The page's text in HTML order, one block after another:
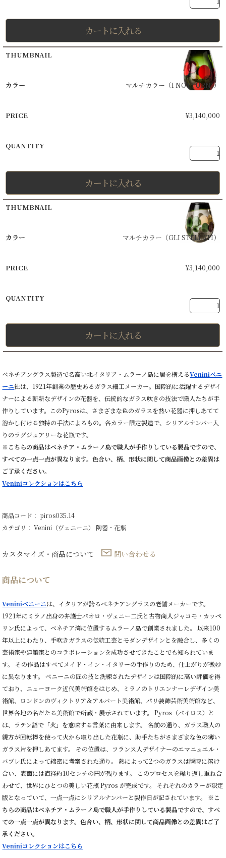
カートに入れる
マルチカラー（I NOTTURNI）
¥3,140,000
カートに入れる
マルチカラー（GLI STELLATI）
¥3,140,000
カートに入れる
ベネチアングラス製造で名高い北イタリア・ムラーノ島に居を構えるVeniniベニ
ーニ社は、1921年創業の歴史あるガラス細工メーカー。国際的に活躍するデザイ
ナーによる斬新なデザインの花器を、伝統的なガラス吹きの技法で職人たちが手
作りしています。このPyrosは、さまざまな色のガラスを熱い花器に押しあてて
溶かし付ける独特の手法によるもの。各カラー限定製造で、シリアルナンバー入
りのラグジュアリーな花瓶です。
※こちらの商品はベネチア・ムラーノ島で職人が手作りしている製品ですので、
すべての一点一点が異なります。色合い、柄、形状に関して商品画像との差異は
ご了承ください。
Veniniコレクションはこちら
商品コード： piros035.14
カテゴリ：Venini（ヴェニーニ） 陶器・花瓶
カスタマイズ・商品について 問い合わせる
商品について
Veniniベニーニは、イタリアが誇るベネチアングラスの老舗メーカーです。
1921年にミラノ出身の弁護士パオロ・ヴェニー二氏と古物商人ジャコモ・カッペ
リン氏によって、ベネチア湾に位置するムラーノ島で創業されました。 以来100
年以上にわたり、手吹きガラスの伝統工芸とモダンデザインとを融合し、多くの
芸術家や建築家とのコラボレーションを成功させてきたことでも知られていま
す。 その作品はすべてメイド・イン・イタリーの手作りのため、仕上がりが微妙
に異なります。 ベニーニの匠の技と洗練されたデザインは国際的に高い評価を得
ており、ニューヨーク近代美術館をはじめ、ミラノのトリエンナーレデザイン美
術館、ロンドンのヴィクトリア＆アルバート美術館、パリ装飾芸術美術館など、
世界各地の名だたる美術館で所蔵・展示されています。 Pyros（パイロス）と
は、ラテン語で「火」を意味する言葉に由来します。 名前の通り、ガラス職人の
親方が回転棒を使って火から取り出した花瓶に、助手たちがさまざまな色の薄い
ガラス片を押しあてます。 その位置は、フランス人デザイナーのエマニュエル・
バブレ氏によって綿密に考案された通り。 熱によって2つのガラスは瞬時に溶け
合い、表面には直径約10センチの円が残ります。 このプロセスを繰り返し重ね合
わせて、世界にひとつの美しい花瓶 Pyros が完成です。 それぞれのカラーが限定
版となっていて、一点一点にシリアルナンバーと製作日が記されています。 ※こ
ちらの商品はベネチア・ムラーノ島で職人が手作りしている製品ですので、すべ
ての一点一点が異なります。色合い、柄、形状に関して商品画像との差異はご了
承ください。
Veniniコレクションはこちら